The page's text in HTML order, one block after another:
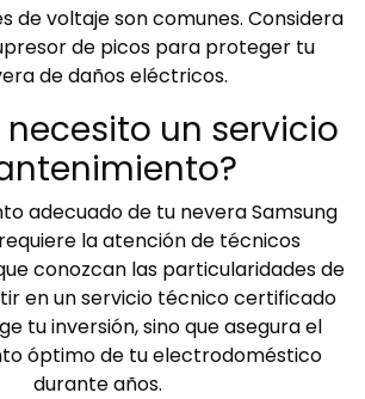
de voltaje son comunes. Considera
de picos para proteger tu
de daños eléctricos.
necesito un servicio
adecuado de tu nevera Samsung
la atención de técnicos
conozcan las particularidades de
en un servicio técnico certificado
tu inversión, sino que asegura el
óptimo de tu electrodoméstico
durante años.